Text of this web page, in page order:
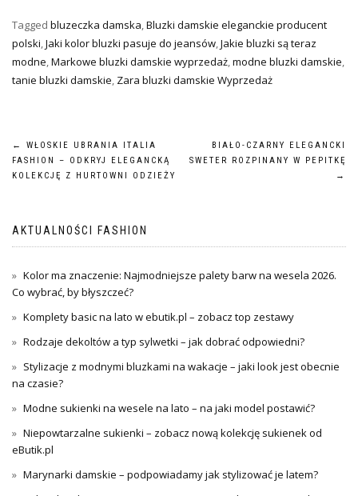
Tagged bluzeczka damska,Bluzki damskie eleganckie producent
polski,Jaki kolor bluzki pasuje do jeansów,Jakie bluzki są teraz
modne,Markowe bluzki damskie wyprzedaż,modne bluzki damskie,
tanie bluzki damskie, Zara bluzki damskie Wyprzedaż
Nawigacja
wpisu
←
WŁOSKIE UBRANIA ITALIA
FASHION – ODKRYJ ELEGANCKĄ
KOLEKCJĘ Z HURTOWNI ODZIEŻY
BIAŁO-CZARNY ELEGANCKI
SWETER ROZPINANY W PEPITKĘ
→
AKTUALNOŚCI FASHION
Kolor ma znaczenie: Najmodniejsze palety barw na wesela 2026.
Co wybrać, by błyszczeć?
Komplety basic na lato w ebutik.pl – zobacz top zestawy
Rodzaje dekoltów a typ sylwetki – jak dobrać odpowiedni?
Stylizacje z modnymi bluzkami na wakacje – jaki look jest obecnie
na czasie?
Modne sukienki na wesele na lato – na jaki model postawić?
Niepowtarzalne sukienki – zobacz nową kolekcję sukienek od
eButik.pl
Marynarki damskie – podpowiadamy jak stylizować je latem?